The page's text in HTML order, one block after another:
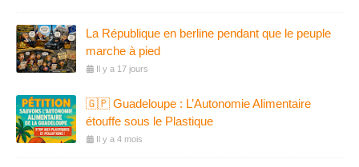
La République en berline pendant que le peuple
marche à pied
Il y a 17 jours
🇬🇵 Guadeloupe : L’Autonomie Alimentaire
étouffe sous le Plastique
Il y a 4 mois